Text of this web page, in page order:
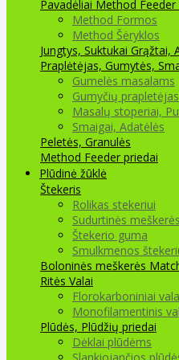
Pavadėliai Method Feeder
Method Formos
Method Šėryklos
Jungtys, Suktukai Grąžtai,
Praplėtėjas, Gumytės,
Gumelės masalams
Gumyčių prapletėjas
Masalų stoperiai,
Smaigai, Adatėlės
Peletės, Granulės
Method Feeder priedai
Plūdinė žūklė
Štekeris
Rolikas stekeriui
Sudurtinės
Štekerio guma
Smulkmenos
Boloninės meškerės
Ritės Valai
Florokarboniniai
Monofilamentinis
Plūdės, Plūdžių priedai
Dėklai plūdėms
Slankiojančios